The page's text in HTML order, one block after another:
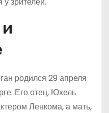
родился 29 апреля
Его отец, Юхель
Ленкома, а мать,